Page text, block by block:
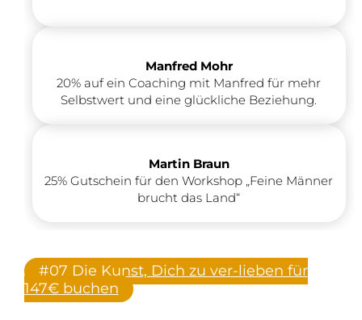
Manfred Mohr
20% auf ein Coaching mit Manfred für mehr
Selbstwert und eine glückliche Beziehung.
Martin Braun
25% Gutschein für den Workshop „Feine Männer
brucht das Land“
#07 Die Kunst, Dich zu ver-lieben für
147€ buchen